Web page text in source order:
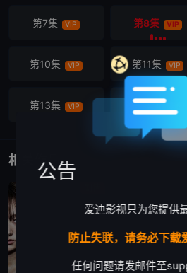
第7集 VIP 第8集 VIP
第10集 VIP 第11集 VIP
第13集 VIP 第14集
相关作品公告
爱迪影视只为您提供
防止失联，请务必下载
任何问题请发邮件至